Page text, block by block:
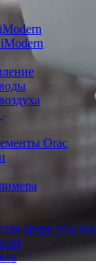
Orac
дверь под